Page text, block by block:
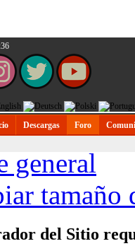
Descargas Foro
general
tamaño
del Sitio